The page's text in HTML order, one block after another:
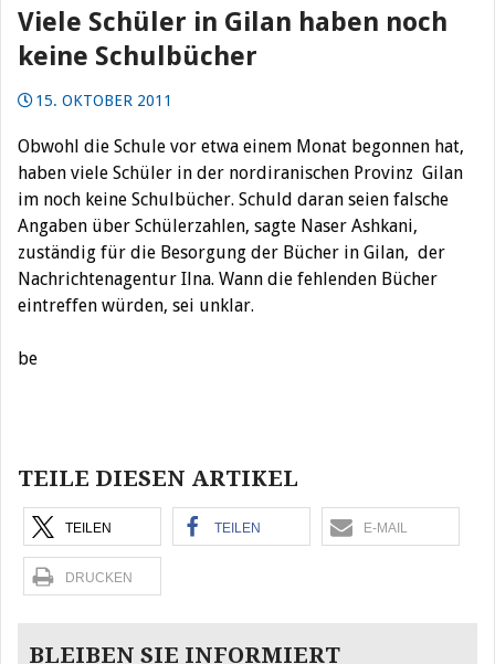
Viele Schüler in Gilan haben noch
keine Schulbücher
15. OKTOBER 2011
Obwohl die Schule vor etwa einem Monat begonnen hat,
haben viele Schüler in der nordiranischen Provinz Gilan
im noch keine Schulbücher. Schuld daran seien falsche
Angaben über Schülerzahlen, sagte Naser Ashkani,
zuständig für die Besorgung der Bücher in Gilan, der
Nachrichtenagentur Ilna. Wann die fehlenden Bücher
eintreffen würden, sei unklar.
be
TEILE DIESEN ARTIKEL
TEILEN TEILEN E-MAIL
DRUCKEN
BLEIBEN SIE INFORMIERT